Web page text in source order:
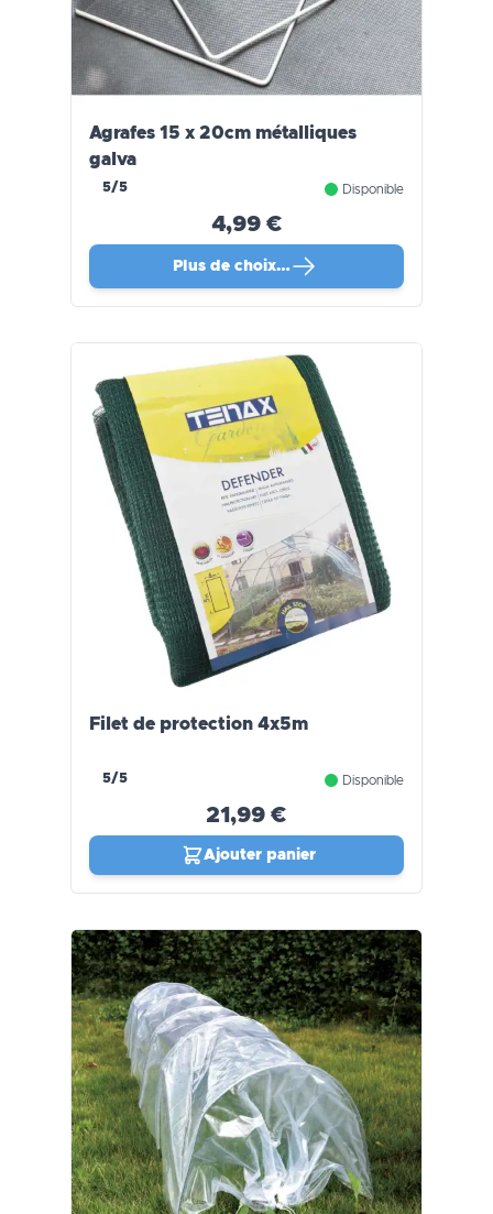
Agrafes 15 x 20cm métalliques
galva
5/5 Disponible
4,99 €
Plus de choix…
Filet de protection 4x5m
5/5 Disponible
21,99 €
Ajouter panier